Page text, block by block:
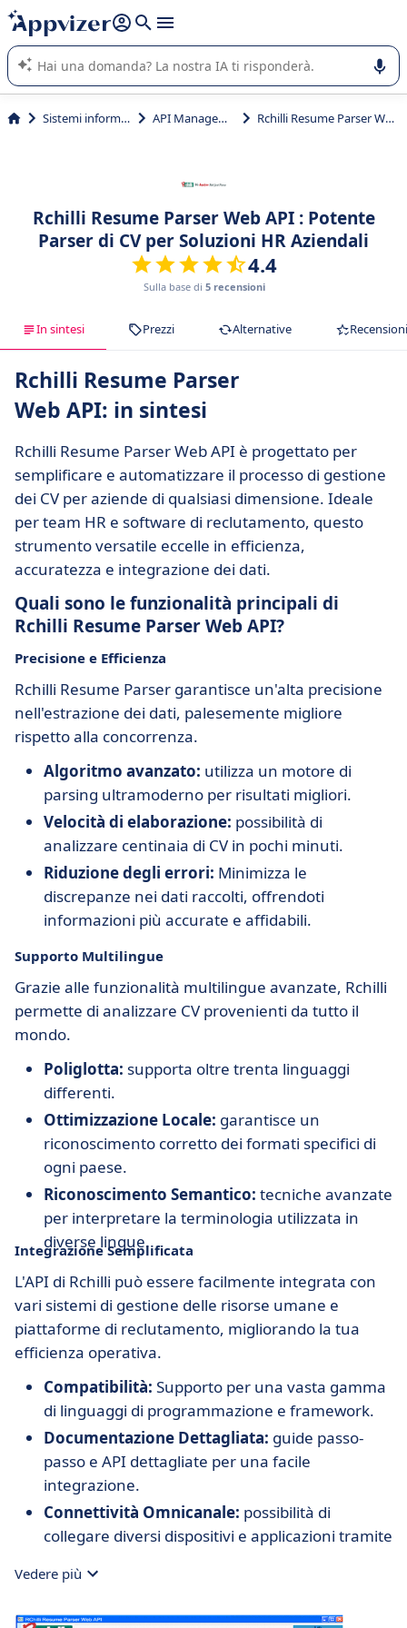
righe con
shift + enter
L'IA di Appvizer vi guida nell'utilizzo o nella scelta di un
software SaaS per la vostra azienda.
Sistemi informativi API Management Rchilli Resume Parser Web API
Rchilli Resume Parser Web API : Potente
Parser di CV per Soluzioni HR Aziendali
4.4
Sulla base di 5 recensioni
In sintesi Prezzi Alternative Recensioni
Rchilli Resume Parser
Web API: in sintesi
Rchilli Resume Parser Web API è progettato per
semplificare e automatizzare il processo di gestione
dei CV per aziende di qualsiasi dimensione. Ideale
per team HR e software di reclutamento, questo
strumento versatile eccelle in efficienza,
accuratezza e integrazione dei dati.
Quali sono le funzionalità principali di
Rchilli Resume Parser Web API?
Precisione e Efficienza
Rchilli Resume Parser garantisce un'alta precisione
nell'estrazione dei dati, palesemente migliore
rispetto alla concorrenza.
Algoritmo avanzato: utilizza un motore di
parsing ultramoderno per risultati migliori.
Velocità di elaborazione: possibilità di
analizzare centinaia di CV in pochi minuti.
Riduzione degli errori: Minimizza le
discrepanze nei dati raccolti, offrendoti
informazioni più accurate e affidabili.
Supporto Multilingue
Grazie alle funzionalità multilingue avanzate, Rchilli
permette di analizzare CV provenienti da tutto il
mondo.
Poliglotta: supporta oltre trenta linguaggi
differenti.
Ottimizzazione Locale: garantisce un
riconoscimento corretto dei formati specifici di
ogni paese.
Riconoscimento Semantico: tecniche avanzate
per interpretare la terminologia utilizzata in
diverse lingue.
Integrazione Semplificata
L'API di Rchilli può essere facilmente integrata con
vari sistemi di gestione delle risorse umane e
piattaforme di reclutamento, migliorando la tua
efficienza operativa.
Compatibilità: Supporto per una vasta gamma
di linguaggi di programmazione e framework.
Documentazione Dettagliata: guide passo-
passo e API dettagliate per una facile
integrazione.
Connettività Omnicanale: possibilità di
collegare diversi dispositivi e applicazioni tramite
Vedere più